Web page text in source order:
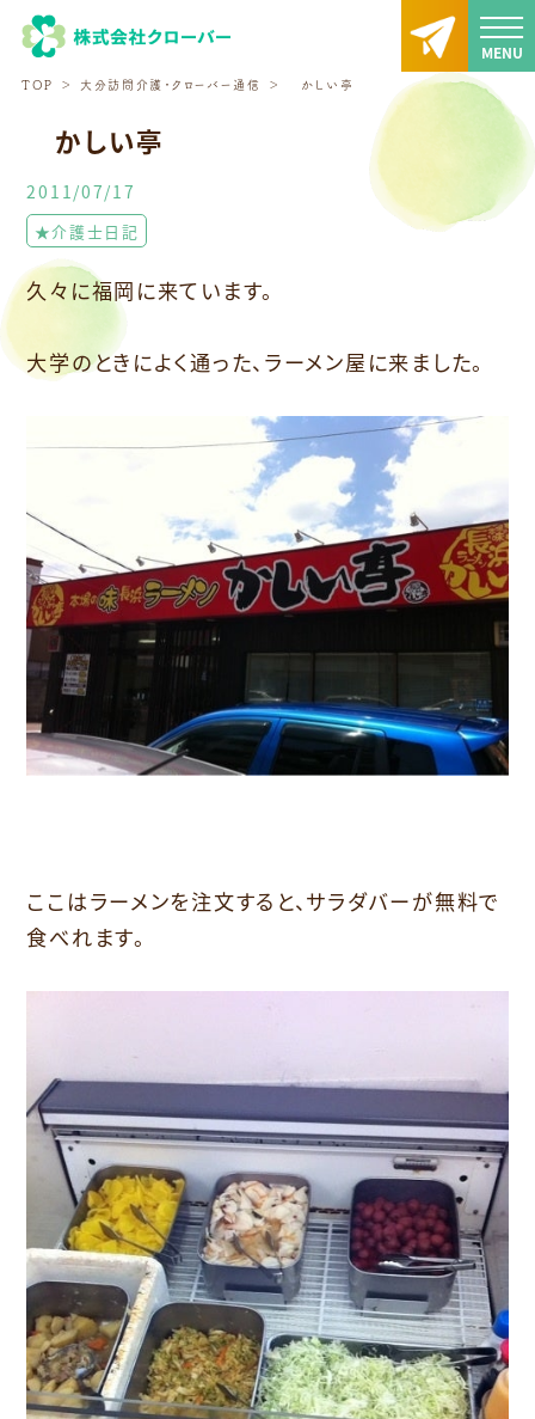
TOP 大分訪問介護・クローバー通信 かしい亭
かしい亭
2011/07/17
★介護士日記
久々に福岡に来ています。
大学のときによく通った、ラーメン屋に来ました。
ここはラーメンを注文すると、サラダバーが無料で
食べれます。